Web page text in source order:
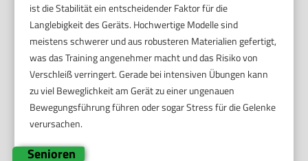
ist die Stabilität ein entscheidender Faktor für die
Langlebigkeit des Geräts. Hochwertige Modelle sind
meistens schwerer und aus robusteren Materialien gefertigt,
was das Training angenehmer macht und das Risiko von
Verschleiß verringert. Gerade bei intensiven Übungen kann
zu viel Beweglichkeit am Gerät zu einer ungenauen
Bewegungsführung führen oder sogar Stress für die Gelenke
verursachen.
Senioren